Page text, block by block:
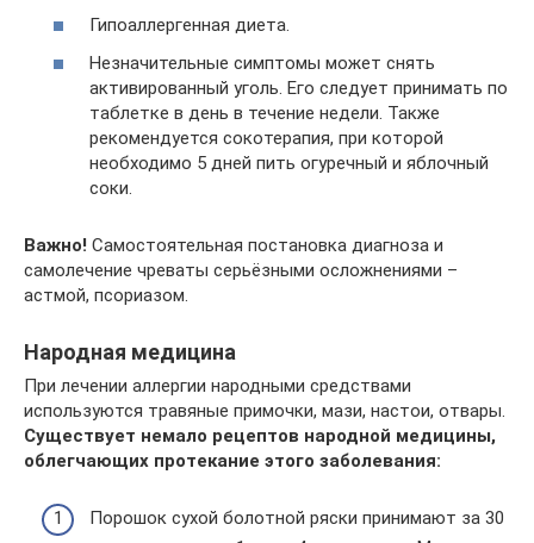
Гипоаллергенная диета.
Незначительные симптомы может снять
активированный уголь. Его следует принимать по
таблетке в день в течение недели. Также
рекомендуется сокотерапия, при которой
необходимо 5 дней пить огуречный и яблочный
соки.
Важно! Самостоятельная постановка диагноза и
самолечение чреваты серьёзными осложнениями –
астмой, псориазом.
Народная медицина
При лечении аллергии народными средствами
используются травяные примочки, мази, настои, отвары.
Существует немало рецептов народной медицины,
облегчающих протекание этого заболевания:
Порошок сухой болотной ряски принимают за 30